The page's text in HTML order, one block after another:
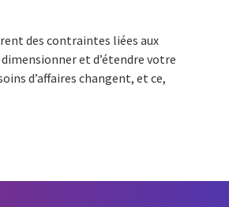
des contraintes liées aux
et d’étendre votre
d’affaires changent, et ce,